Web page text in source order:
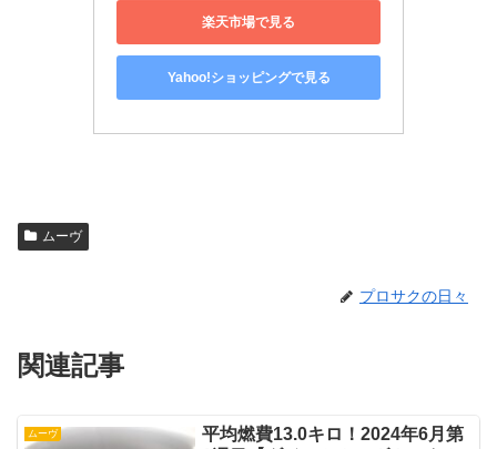
楽天市場で見る
Yahoo!ショッピングで見る
ムーヴ
プロサクの日々
関連記事
ムーヴ
平均燃費13.0キロ！2024年6月第